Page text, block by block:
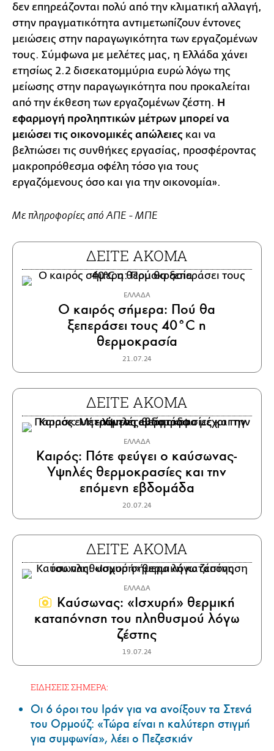
δεν επηρεάζονται πολύ από την κλιματική αλλαγή,
στην πραγματικότητα αντιμετωπίζουν έντονες
μειώσεις στην παραγωγικότητα των εργαζομένων
τους. Σύμφωνα με μελέτες μας, η Ελλάδα χάνει
ετησίως 2.2 δισεκατομμύρια ευρώ λόγω της
μείωσης στην παραγωγικότητα που προκαλείται
από την έκθεση των εργαζομένων ζέστη. Η
εφαρμογή προληπτικών μέτρων μπορεί να
μειώσει τις οικονομικές απώλειες και να
βελτιώσει τις συνθήκες εργασίας, προσφέροντας
μακροπρόθεσμα οφέλη τόσο για τους
εργαζόμενους όσο και για την οικονομία».
Με πληροφορίες από ΑΠΕ - ΜΠΕ
ΔΕΙΤΕ ΑΚΟΜΑ
ΕΛΛΑΔΑ
Ο καιρός σήμερα: Πού θα
ξεπεράσει τους 40°C η
θερμοκρασία
21.07.24
ΔΕΙΤΕ ΑΚΟΜΑ
ΕΛΛΑΔΑ
Καιρός: Πότε φεύγει ο καύσωνας-
Υψηλές θερμοκρασίες και την
επόμενη εβδομάδα
20.07.24
ΔΕΙΤΕ ΑΚΟΜΑ
ΕΛΛΑΔΑ
Καύσωνας: «Ισχυρή» θερμική
καταπόνηση του πληθυσμού λόγω
ζέστης
19.07.24
ΕΙΔΗΣΕΙΣ ΣΗΜΕΡΑ:
Οι 6 όροι του Ιράν για να ανοίξουν τα Στενά
του Ορμούζ: «Τώρα είναι η καλύτερη στιγμή
για συμφωνία», λέει ο Πεζεσκιάν